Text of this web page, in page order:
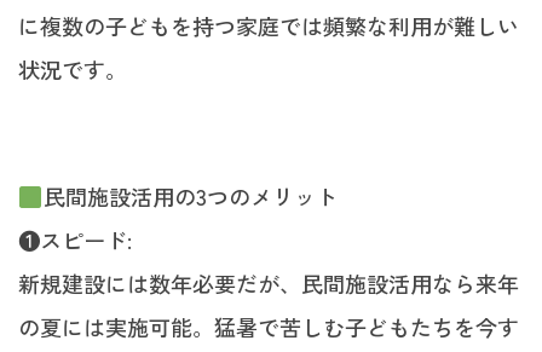
に複数の子どもを持つ家庭では頻繁な利用が難しい
状況です。
民間施設活用の3つのメリット
❶スピード:
新規建設には数年必要だが、民間施設活用なら来年
の夏には実施可能。猛暑で苦しむ子どもたちを今す